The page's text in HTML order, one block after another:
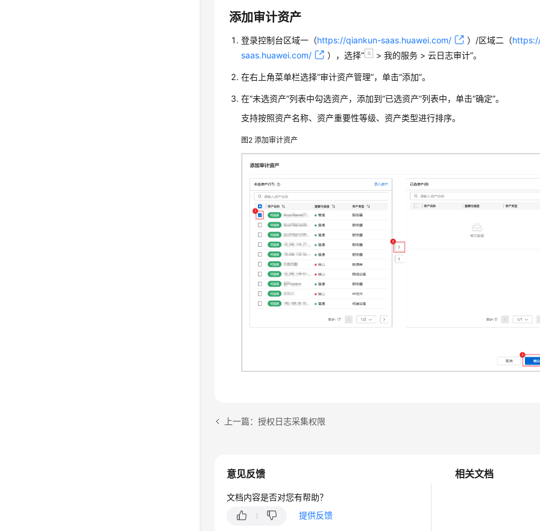
添加审计资产
登录控制台区域一（https://qiankun-saas.huawei.com/ ）/区域二（
saas.huawei.com/
） ，选择“ >我的服务 >云日志审计”。
在右上角菜单栏选择“审计资产管理”，单击“添加”。
在“未选资产”列表中勾选资产，添加到“已选资产”列表中，单击“确定”。
支持按照资产名称、资产重要性等级、资产类型进行排序。
图2添加审计资产
上一篇：授权日志采集权限
相关文档
意见反馈
文档内容是否对您有帮助？
提供反馈